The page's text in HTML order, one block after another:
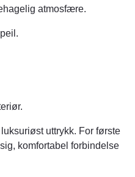
atmosfære.
uttrykk. For første
komfortabel forbindelse